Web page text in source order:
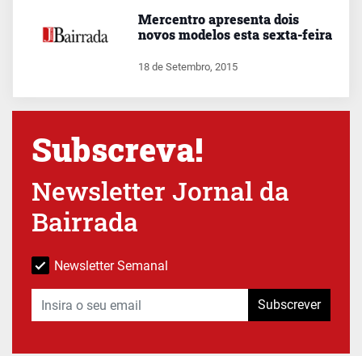
Mercentro apresenta dois
novos modelos esta sexta-feira
18 de Setembro, 2015
Subscreva!
Newsletter Jornal da
Bairrada
Newsletter Semanal
Subscrever